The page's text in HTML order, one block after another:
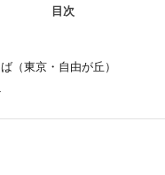
目次
（東京・自由が丘）